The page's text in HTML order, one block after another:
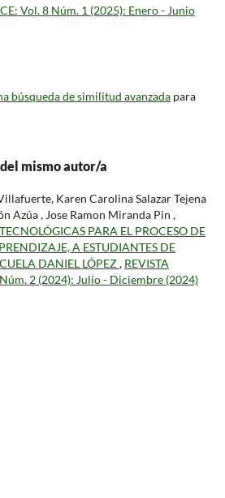
Vol. 8 Núm. 1 (2025): Enero - Junio
búsqueda de similitud avanzadapara
mismo autor/a
Karen Carolina Salazar Tejena
Azúa , Jose Ramon Miranda Pin ,
PARA EL PROCESO DE
A ESTUDIANTES DE
DANIEL LÓPEZ, REVISTA
2 (2024): Julio - Diciembre (2024)